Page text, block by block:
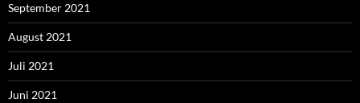
September 2021
August 2021
Juli 2021
Juni 2021